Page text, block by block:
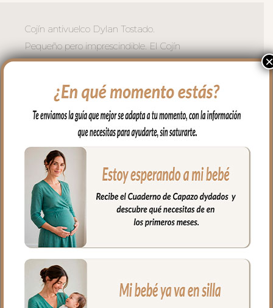
Cojín antivuelco Dylan Tostado.
Pequeño pero imprescindible. El Cojín
Antivuelco Dylan Tostado acompaña al
ayudando a mantener su posición
mientras descansa y, de paso, añadiendo
ese toque de colección que hace que
cada rincón del ajuar cuente.
En piqué Roma Tostado con lazos de
raso estampado Dylan que lo sujetan en
los bordes con suavidad.
Bonito, funcional y fácil de mantener
limpio gracias a su funda extraíble y
lavable.
Medidas: 35 x 11 cm. Relleno
hipoalergénico.
Fabricado en España con materiales
×